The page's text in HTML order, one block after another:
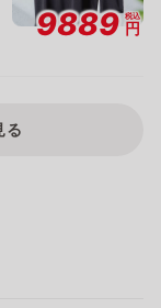
9889 税込
円
る